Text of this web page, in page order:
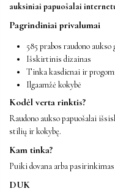
auksiniai papuošalai
Pagrindiniai privalumai
585 prabos raudono aukso
Išskirtinis dizainas
Tinka kasdienai ir
Ilgaamžė kokybė
Kodėl verta rinktis?
Raudono aukso papuošalai
stilių ir kokybę.
Kam tinka?
Puiki dovana arba
DUK